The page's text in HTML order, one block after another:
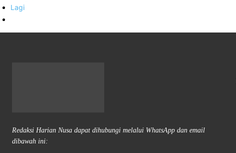
Lagi
Redaksi Harian Nusa dapat dihubungi melalui WhatsApp dan email
dibawah ini: